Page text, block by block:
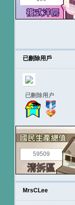
已刪除用戶
已刪除用户
59509
MrsCLee